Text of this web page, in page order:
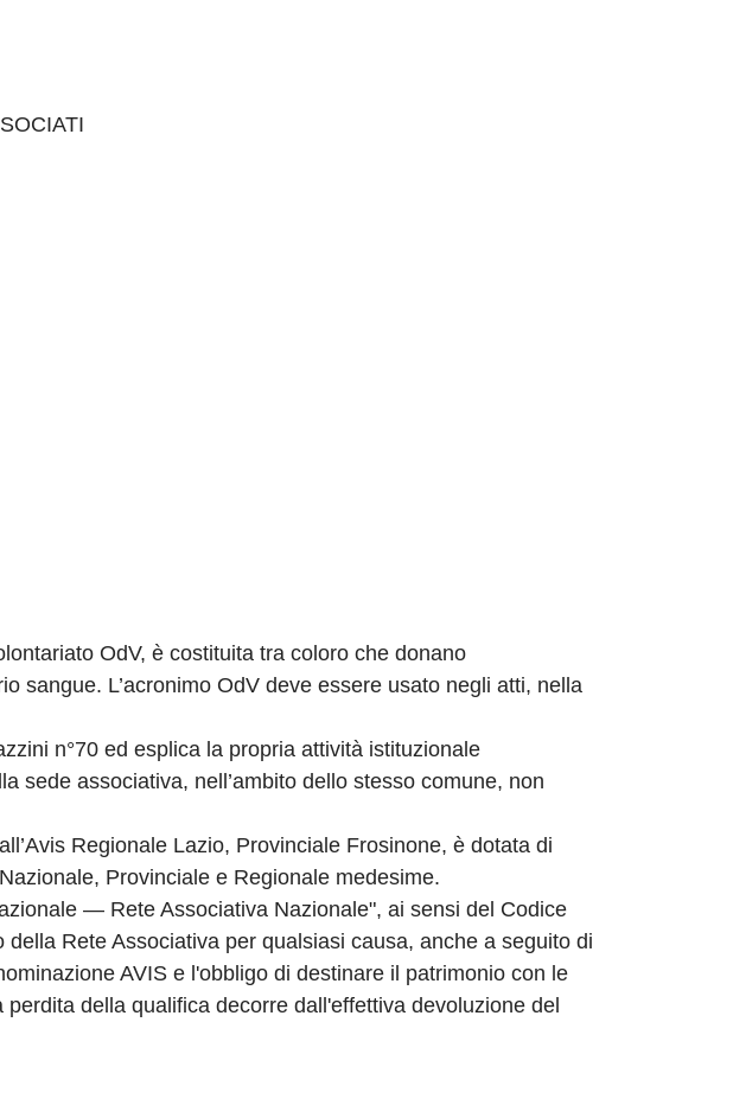
OdV, è costituita tra coloro che donano
sangue. L’acronimo OdV deve essere usato negli atti, nella
n°70 ed esplica la propria attività istituzionale
sede associativa, nell’ambito dello stesso comune, non
Regionale Lazio, Provinciale Frosinone, è dotata di
Provinciale e Regionale medesime.
— Rete Associativa Nazionale", ai sensi del Codice
Rete Associativa per qualsiasi causa, anche a seguito di
AVIS e l'obbligo di destinare il patrimonio con le
della qualifica decorre dall'effettiva devoluzione del